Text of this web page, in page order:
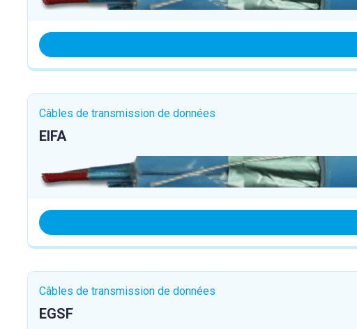
Câbles de transmission de données
EIFA
Câbles de transmission de données
EGSF